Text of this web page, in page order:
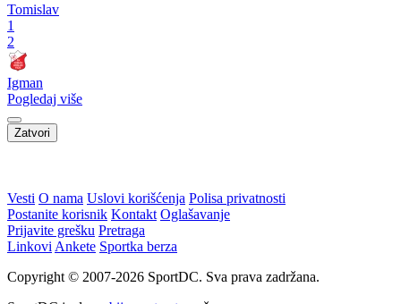
Tomislav
1
2
Igman
Pogledaj više
Zatvori
City odbio prvu ponudu
Katalonaca za Rodrija
"Poste restante", nova knjiga
Faris Dževahirić novi
Otkriveno ko je bio